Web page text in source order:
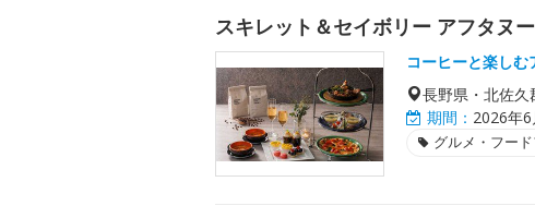
スキレット＆セイボリー アフタヌ
コーヒーと楽し
長野県・北佐久
期間： 2026年
グルメ・フー